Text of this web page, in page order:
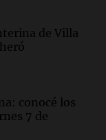
de Villa
conocé los
7 de